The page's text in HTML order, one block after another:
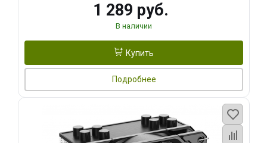
1 289 руб.
В наличии
Купить
Подробнее